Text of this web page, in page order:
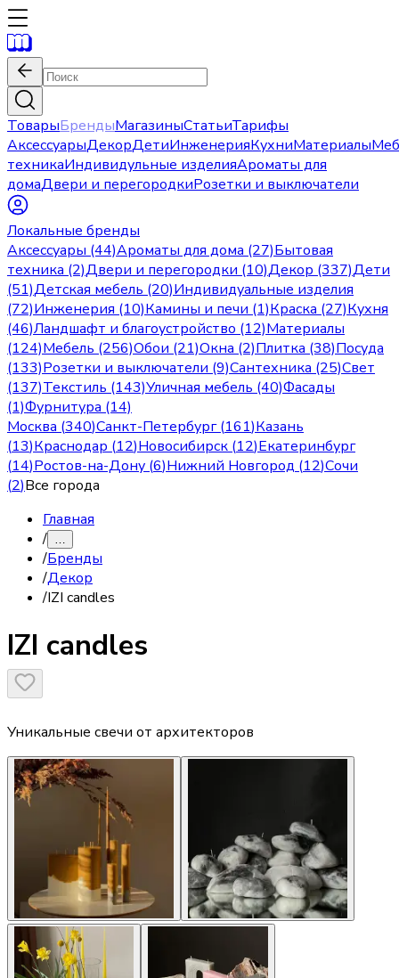
ТоварыБрендыМагазиныСтатьиТарифы
АксессуарыДекорДетиИнженерияКухниМатериалы
техникаИндивидульные изделияАроматы для
домаДвери и перегородкиРозетки и выключатели
Локальные бренды
Аксессуары (44)Ароматы для дома (27)Бытовая
техника (2)Двери и перегородки (10)Декор (337)Дети
(51)Детская мебель (20)Индивидуальные изделия
(72)Инженерия (10)Камины и печи (1)Краска (27)Кухня
(46)Ландшафт и благоустройство (12)Материалы
(124)Мебель (256)Обои (21)Окна (2)Плитка (38)Посуда
(133)Розетки и выключатели (9)Сантехника (25)Свет
(137)Текстиль (143)Уличная мебель (40)Фасады
(1)Фурнитура (14)
Москва (340)Санкт-Петербург(161)Казань
(13)Краснодар (12)Новосибирск (12)Екатеринбург
(14)Ростов-на-Дону (6)Нижний Новгород (12)Сочи
(2)Все города
Главная
/ …
/Бренды
/Декор
/IZI candles
IZI candles
Уникальные свечи от архитекторов